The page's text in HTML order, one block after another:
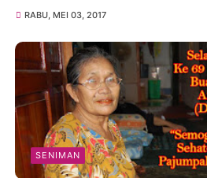
RABU, MEI 03, 2017
SENIMAN